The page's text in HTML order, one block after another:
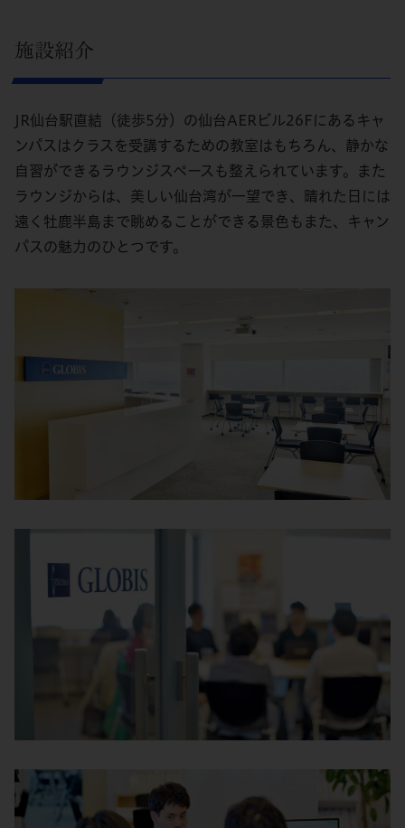
施設紹介
JR仙台駅直結（徒歩5分）の仙台AERビル26Fにあるキャ
ンパスはクラスを受講するための教室はもちろん、静かな
自習ができるラウンジスペースも整えられています。また
ラウンジからは、美しい仙台湾が一望でき、晴れた日には
遠く牡鹿半島まで眺めることができる景色もまた、キャン
パスの魅力のひとつです。